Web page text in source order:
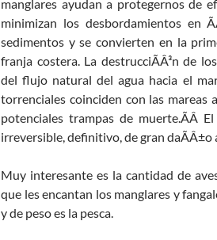
manglares ayudan a protegernos de
minimizan los desbordamientos en
sedimentos y se convierten en la
franja costera. La destrucciÃÂ³n de
del flujo natural del agua hacia el
torrenciales coinciden con las mareas
potenciales trampas de muerte.ÃÂ
irreversible, definitivo, de gran
Muy interesante es la cantidad de
que les encantan los manglares y
y de peso es la pesca.